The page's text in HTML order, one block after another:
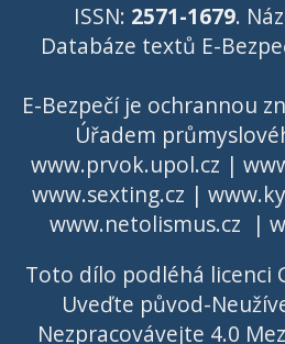
ISSN: 2571-1679.
Databáze textů E-
E-Bezpečí je ochrannou
Úřadem
www.prvok.upol.cz |
www.sexting.cz |
www.netolismus.cz |
Toto dílo podléhá licenci
Uveďte původ-
Nezpracovávejte 4.0